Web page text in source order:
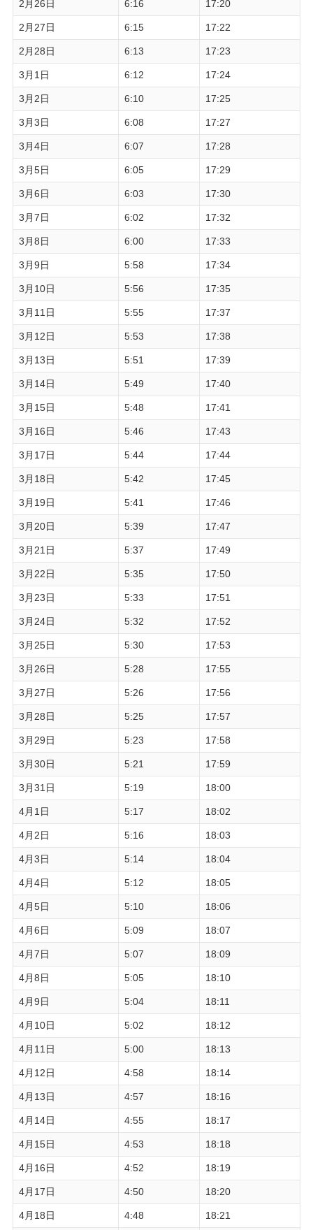
2月26日 6:16 17:20
2月27日 6:15 17:22
2月28日 6:13 17:23
3月1日 6:12 17:24
3月2日 6:10 17:25
3月3日 6:08 17:27
3月4日 6:07 17:28
3月5日 6:05 17:29
3月6日 6:03 17:30
3月7日 6:02 17:32
3月8日 6:00 17:33
3月9日 5:58 17:34
3月10日 5:56 17:35
3月11日 5:55 17:37
3月12日 5:53 17:38
3月13日 5:51 17:39
3月14日 5:49 17:40
3月15日 5:48 17:41
3月16日 5:46 17:43
3月17日 5:44 17:44
3月18日 5:42 17:45
3月19日 5:41 17:46
3月20日 5:39 17:47
3月21日 5:37 17:49
3月22日 5:35 17:50
3月23日 5:33 17:51
3月24日 5:32 17:52
3月25日 5:30 17:53
3月26日 5:28 17:55
3月27日 5:26 17:56
3月28日 5:25 17:57
3月29日 5:23 17:58
3月30日 5:21 17:59
3月31日 5:19 18:00
4月1日 5:17 18:02
4月2日 5:16 18:03
4月3日 5:14 18:04
4月4日 5:12 18:05
4月5日 5:10 18:06
4月6日 5:09 18:07
4月7日 5:07 18:09
4月8日 5:05 18:10
4月9日 5:04 18:11
4月10日 5:02 18:12
4月11日 5:00 18:13
4月12日 4:58 18:14
4月13日 4:57 18:16
4月14日 4:55 18:17
4月15日 4:53 18:18
4月16日 4:52 18:19
4月17日 4:50 18:20
4月18日 4:48 18:21